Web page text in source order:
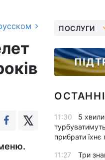
ПОСЛУГИ
11:30
5
прибрати їхнє
11:27
Три